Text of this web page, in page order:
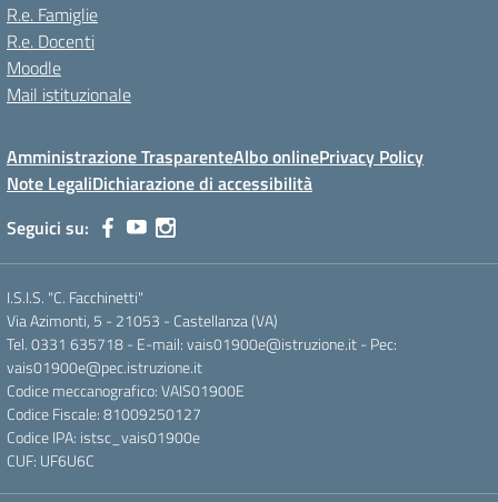
R.e. Famiglie
R.e. Docenti
Moodle
Mail istituzionale
Amministrazione TrasparenteAlbo onlinePrivacy Policy
Note LegaliDichiarazione di accessibilità
Seguici su:
I.S.I.S. "C. Facchinetti"
Via Azimonti, 5 - 21053 - Castellanza (VA)
Tel. 0331 635718 - E-mail: vais01900e@istruzione.it - Pec:
vais01900e@pec.istruzione.it
Codice meccanografico: VAIS01900E
Codice Fiscale: 81009250127
Codice IPA: istsc_vais01900e
CUF: UF6U6C